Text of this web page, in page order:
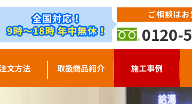
ご相談は
0120-
文方法 取扱商品紹介 施工事例